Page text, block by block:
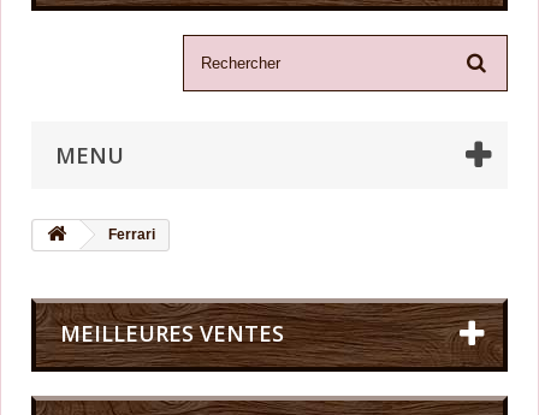
MENU
Ferrari
MEILLEURES VENTES